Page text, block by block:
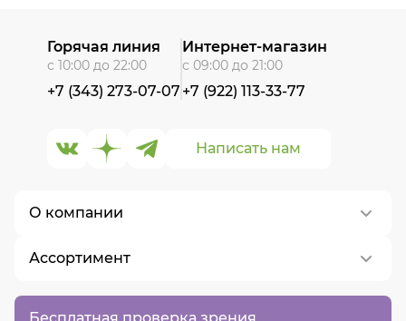
Бесплатная проверка зрения
О компании
О нас
Контакты
Ассортимент
Написать нам
Горячая линия
с 10:00 до 22:00
+7 (343) 273-07-07
Интернет-магазин
с 09:00 до 21:00
+7 (922) 113-33-77